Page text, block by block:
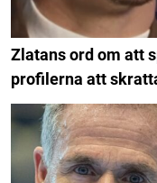
Zlatans ord om att
profilerna att